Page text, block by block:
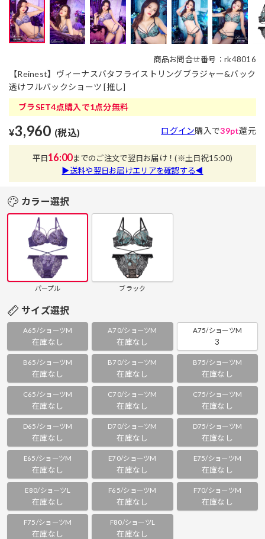
商品お問合せ番号：rk48016
【Reinest】ヴィーナスバタフライストリングブラジャー&バック
透けフルバックショーツ [推し]
ブラSET4点購入で1点分無料
¥3,960 (税込) ログイン購入で39pt還元
平日16:00までのご注文で翌日お届け！(※土日祝15:00)
▶送料や翌日お届けエリアを確認する◀
カラー選択
パープル ブラック
サイズ選択
A65/ショーツM
在庫なし
A70/ショーツM
在庫なし
A75/ショーツM
3
B65/ショーツM
在庫なし
B70/ショーツM
在庫なし
B75/ショーツM
在庫なし
C65/ショーツM
在庫なし
C70/ショーツM
在庫なし
C75/ショーツM
在庫なし
D65/ショーツM
在庫なし
D70/ショーツM
在庫なし
D75/ショーツM
在庫なし
E65/ショーツM
在庫なし
E70/ショーツM
在庫なし
E75/ショーツM
在庫なし
E80/ショーツL
在庫なし
F65/ショーツM
在庫なし
F70/ショーツM
在庫なし
F75/ショーツM
在庫なし
F80/ショーツL
在庫なし